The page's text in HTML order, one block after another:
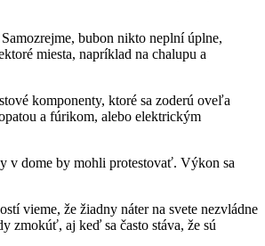
bubon nikto neplní úplne,
miesta, napríklad na chalupu a
komponenty, ktoré sa zoderú oveľa
a fúrikom, alebo elektrickým
v dome by mohli protestovať. Výkon sa
vieme, že žiadny náter na svete nezvládne
zmokúť, aj keď sa často stáva, že sú